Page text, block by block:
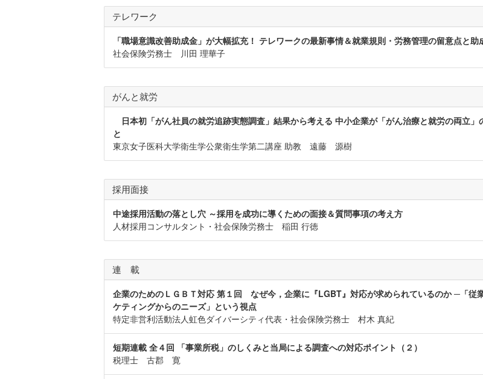
テレワーク
「職場意識改善助成金」が大幅拡充！ テレワークの最新事情＆就業規則・労務管理の留意点と助
社会保険労務士 川田 理華子
がんと就労
日本初「がん社員の就労追跡実態調査」結果から考える 中小企業が「がん治療と就労の両立」
と
東京女子医科大学衛生学公衆衛生学第二講座 助教 遠藤 源樹
採用面接
中途採用活動の落とし穴 ～採用を成功に導くための面接＆質問事項の考え方
人材採用コンサルタント・社会保険労務士 稲田 行徳
連 載
企業のためのＬＧＢＴ対応 第１回 なぜ今，企業に『LGBT』対応が求められているのか ─「従
ケティングからのニーズ」という視点
特定非営利活動法人虹色ダイバーシティ代表・社会保険労務士 村木 真紀
短期連載 全４回 「事業所税」のしくみと当局による調査への対応ポイント（２）
税理士 古郡 寛